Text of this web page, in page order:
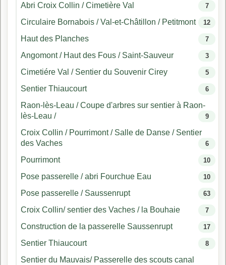
Abri Croix Collin / Cimetière Val 7
Circulaire Bornabois / Val-et-Châtillon / Petitmont 12
Haut des Planches 7
Angomont / Haut des Fous / Saint-Sauveur 3
Cimetiére Val / Sentier du Souvenir Cirey 5
Sentier Thiaucourt 6
Raon-lès-Leau / Coupe d'arbres sur sentier à Raon-
lès-Leau /
9
Croix Collin / Pourrimont / Salle de Danse / Sentier
des Vaches
6
Pourrimont 10
Pose passerelle / abri Fourchue Eau 10
Pose passerelle / Saussenrupt 63
Croix Collin/ sentier des Vaches / la Bouhaie 7
Construction de la passerelle Saussenrupt 17
Sentier Thiaucourt 8
Sentier du Mauvais/ Passerelle des scouts canal